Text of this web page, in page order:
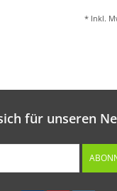
* Inkl.
für unseren